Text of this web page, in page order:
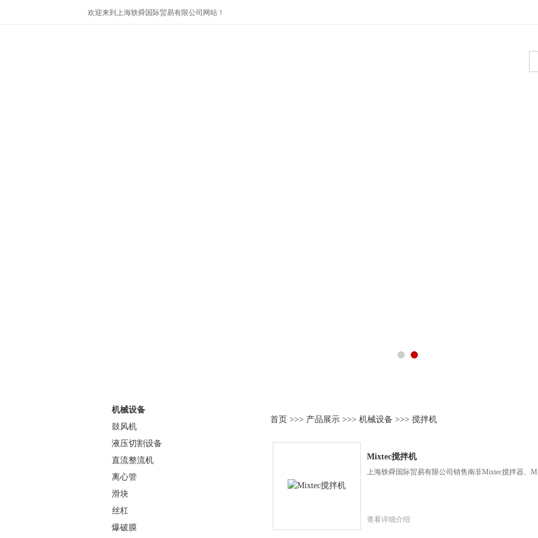
欢迎来到上海轶舜国际贸易有限公司网站！
首页 >>> 产品展示 >>>机械设备 >>>搅拌机
Mixtec搅拌机
上海轶舜国际贸易有限公司销售南非Mixtec搅拌器、
查看详细介绍
机械设备
鼓风机
液压切割设备
直流整流机
离心管
滑块
丝杠
爆破膜